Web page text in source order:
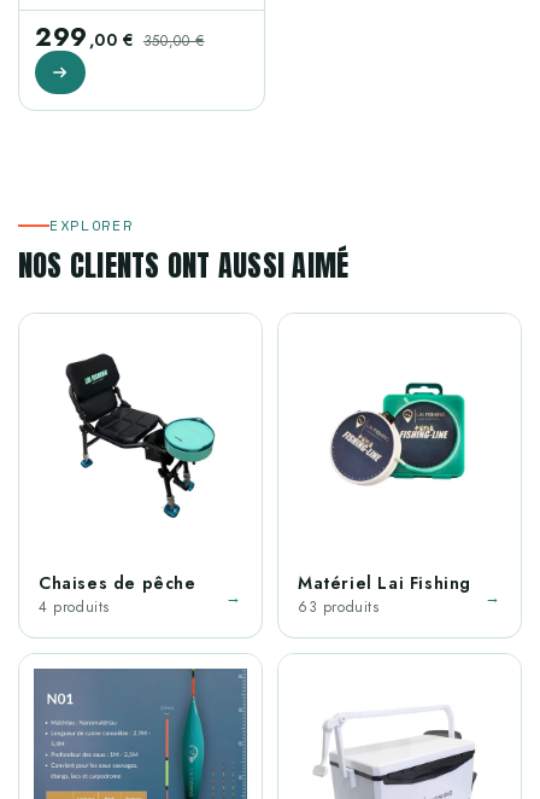
299 ,00 € 350,00 €
EXPLORER
NOS CLIENTS ONT AUSSI AIMÉ
Chaises de pêche
4 produits →
Matériel Lai Fishing
63 produits →